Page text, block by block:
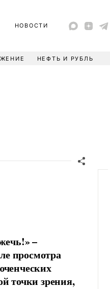
НОВОСТИ
НЕФТЬ И РУБЛЬ
–
просмотра
точки зрения,